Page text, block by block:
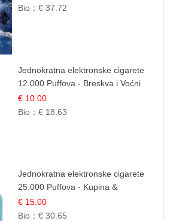
Bio：€ 37.72
Jednokratna elektronske cigarete
12.000 Puffova - Breskva i Voćni
Sok | Osježavajuća Voćna
Mješavina
€ 10.00
Bio：€ 18.63
Jednokratna elektronske cigarete
25.000 Puffova - Kupina &
Borovnica | Šumska Voćna
Mješavina
€ 15.00
Bio：€ 30.65